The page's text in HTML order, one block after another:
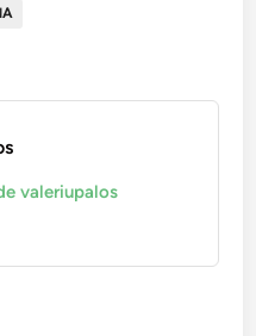
valeriupalos